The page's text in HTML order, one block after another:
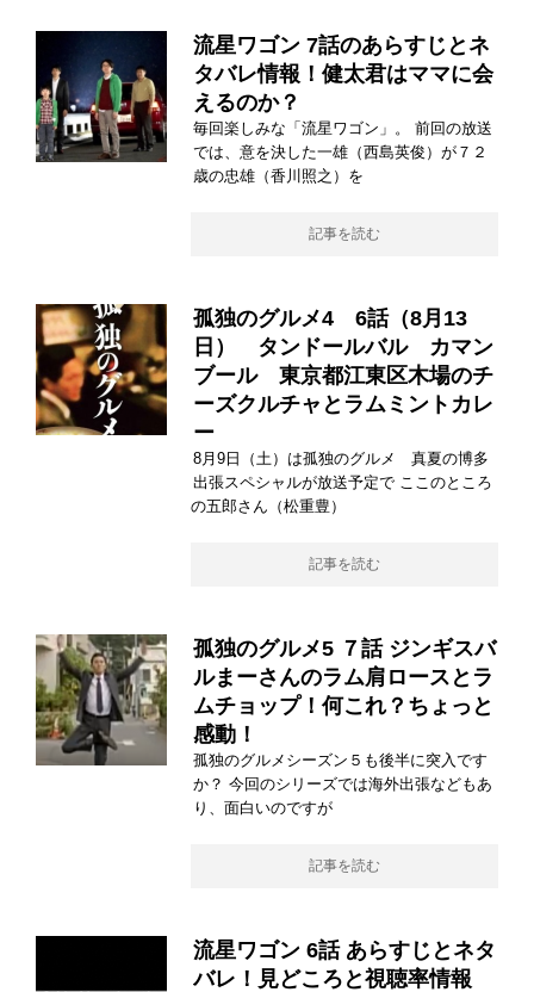
流星ワゴン 7話のあらすじとネ
タバレ情報！健太君はママに会
えるのか？
毎回楽しみな「流星ワゴン」。 前回の放送
では、意を決した一雄（西島英俊）が７２
歳の忠雄（香川照之）を
記事を読む
孤独のグルメ4 6話（8月13
日） タンドールバル カマン
ブール 東京都江東区木場のチ
ーズクルチャとラムミントカレ
ー
8月9日（土）は孤独のグルメ 真夏の博多
出張スペシャルが放送予定で ここのところ
の五郎さん（松重豊）
記事を読む
孤独のグルメ5 ７話 ジンギスバ
ルまーさんのラム肩ロースとラ
ムチョップ！何これ？ちょっと
感動！
孤独のグルメシーズン５も後半に突入です
か？ 今回のシリーズでは海外出張などもあ
り、面白いのですが
記事を読む
流星ワゴン 6話 あらすじとネタ
バレ！見どころと視聴率情報